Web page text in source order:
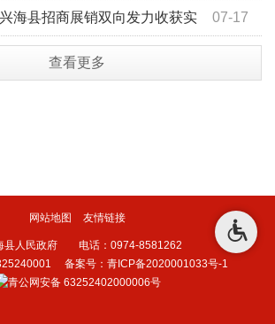
07-17
海县招商展销双向发力收获实
查看更多
网站地图 友情链接
县人民政府 电话：0974-8581262
备案号：青ICP备2020001033号-1
青公网安备 63252402000006号